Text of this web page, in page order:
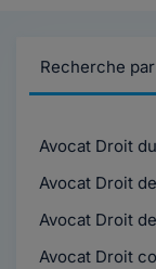
Recherche
Avocat Droit
Avocat Droit
Avocat Droit
Avocat Droit